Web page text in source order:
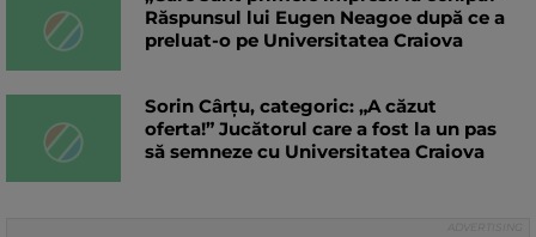
Răspunsul lui Eugen Neagoe după ce a
preluat-o pe Universitatea Craiova
Sorin Cârțu, categoric: „A căzut
oferta!” Jucătorul care a fost la un pas
să semneze cu Universitatea Craiova